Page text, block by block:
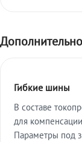
Гибкие шины
В составе
для
Параметры под